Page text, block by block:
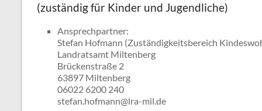
(zuständig für Kinder und Jugendliche)
Ansprechpartner:
Stefan Hofmann (Zuständigkeitsbereich
Landratsamt Miltenberg
Brückenstraße 2
63897 Miltenberg
06022 6200 240
stefan.hofmann@lra-mil.de